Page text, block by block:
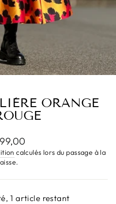
ORANGE
calculés lors du passage à la
1 article restant